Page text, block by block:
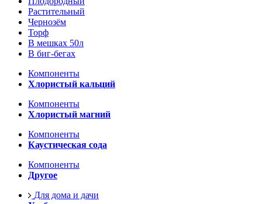
Растительный
Чернозём
Торф
В мешках 50л
В биг-бегах
Компоненты
Хлористый кальций
Компоненты
Хлористый магний
Компоненты
Каустическая сода
Компоненты
Другое
Для дома и дачи